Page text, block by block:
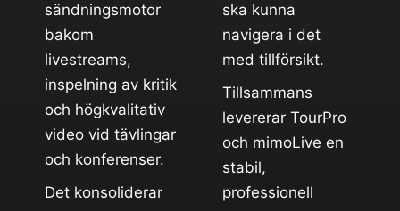
sändningsmotor
bakom
livestreams,
inspelning av kritik
och högkvalitativ
video vid tävlingar
och konferenser.
Det konsoliderar
ska kunna
navigera i det
med tillförsikt.
Tillsammans
levererar TourPro
och mimoLive en
stabil,
professionell